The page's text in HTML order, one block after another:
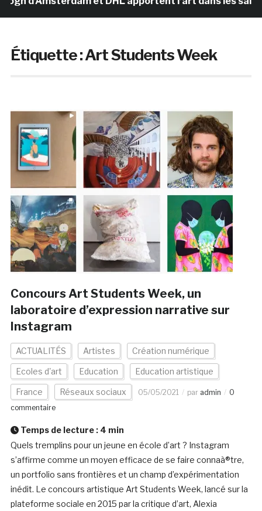
Étiquette :Art Students Week
Concours Art Students Week, un
laboratoire d’expression narrative sur
Instagram
ACTUALITÉS Artistes Création numérique
Ecoles d'art Education Education artistique
France Réseaux sociaux 05/05/2021 par admin
0
commentaire
Temps de lecture : 4 min
Quels tremplins pour un jeune en école d’art ? Instagram
s’affirme comme un moyen efficace de se faire connaà®tre,
un portfolio sans frontières et un champ d’expérimentation
inédit. Le concours artistique Art Students Week, lancé sur la
plateforme sociale en 2015 par la critique d’art, Alexia